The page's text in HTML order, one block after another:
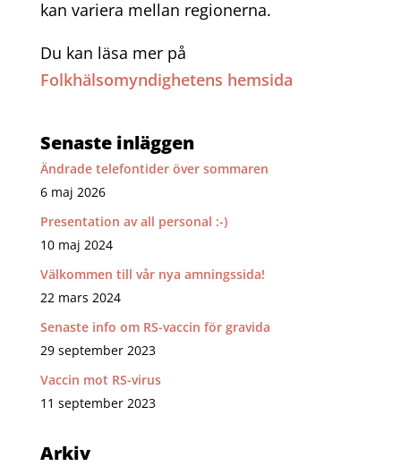
kan variera mellan regionerna.
Du kan läsa mer på
Folkhälsomyndighetens hemsida
Senaste inläggen
Ändrade telefontider över sommaren
6 maj 2026
Presentation av all personal :-)
10 maj 2024
Välkommen till vår nya amningssida!
22 mars 2024
Senaste info om RS-vaccin för gravida
29 september 2023
Vaccin mot RS-virus
11 september 2023
Arkiv